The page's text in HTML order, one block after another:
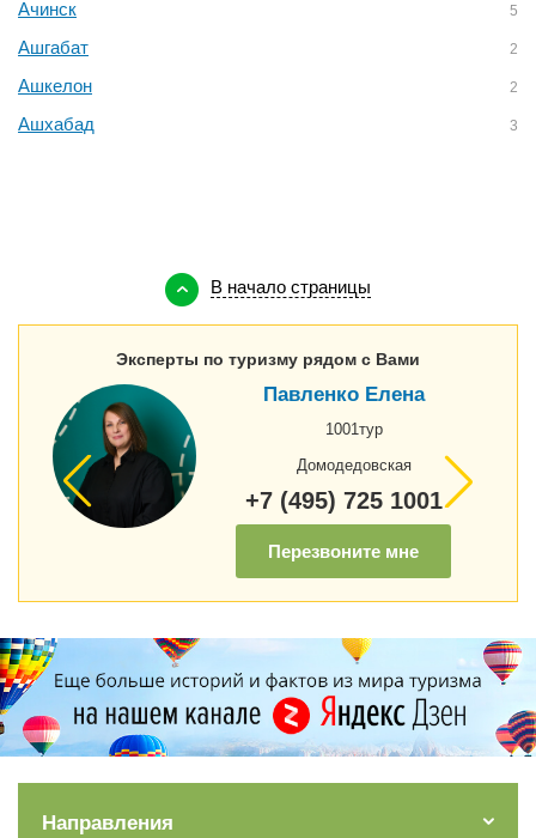
Ачинск 5
Ашгабат 2
Ашкелон 2
Ашхабад 3
В начало страницы
Эксперты по туризму рядом с Вами
Павленко Елена
1001тур
Домодедовская
+7 (495) 725 1001
Перезвоните мне
Направления